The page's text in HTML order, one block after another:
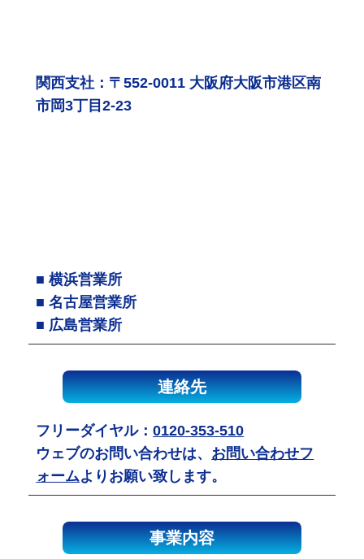
関西支社：〒552-0011 大阪府大阪市港区南
市岡3丁目2-23
■ 横浜営業所
■ 名古屋営業所
■ 広島営業所
連絡先
フリーダイヤル：0120-353-510
ウェブのお問い合わせは、 お問い合わせフ
ォームよりお願い致します。
事業内容